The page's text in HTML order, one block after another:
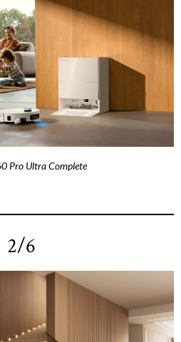
Pro Ultra Complete
2/6